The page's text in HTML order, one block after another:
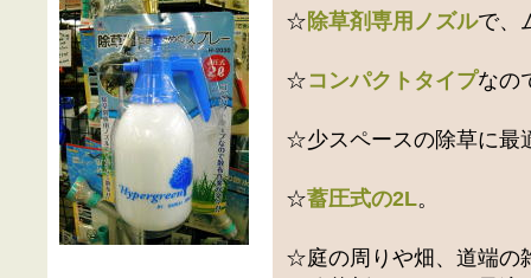
☆除草剤専用ノズルで、
☆コンパクトタイプなの
☆少スペースの除草に最
☆蓄圧式の2L。
☆庭の周りや畑、道端の